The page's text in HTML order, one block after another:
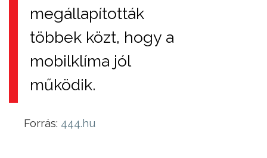
megállapították
többek közt, hogy a
mobilklíma jól
működik.
Forrás: 444.hu